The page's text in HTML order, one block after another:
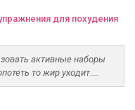
для похудения
активные наборы
то жир уходит....